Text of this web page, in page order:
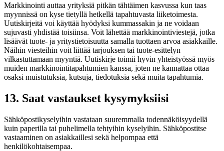
Markkinointi auttaa yrityksiä pitkän tähtäimen kasvussa kun taas
myynnissä on kyse tietyllä hetkellä tapahtuvasta liiketoimesta.
Uutiskirjeitä voi käyttää hyödyksi kummassakin ja ne voidaan
sujuvasti yhdistää toisiinsa. Voit lähettää markkinointiviestejä, jotka
lisäävät tuote- ja yritystietoisuutta samalla tuottaen arvoa asiakkaille.
Näihin viesteihin voit liittää tarjouksen tai tuote-esittelyn
vilkastuttamaan myyntiä. Uutiskirje toimii hyvin yhteistyössä myös
muiden markkinointitapahtumien kanssa, joten ne kannattaa ottaa
osaksi muistutuksia, kutsuja, tiedotuksia sekä muita tapahtumia.
13. Saat vastaukset kysymyksiisi
Sähköpostikyselyihin vastataan suuremmalla todennäköisyydellä
kuin paperilla tai puhelimella tehtyihin kyselyihin. Sähköpostitse
vastaaminen on asiakkaillesi sekä helpompaa että
henkilökohtaisempaa.